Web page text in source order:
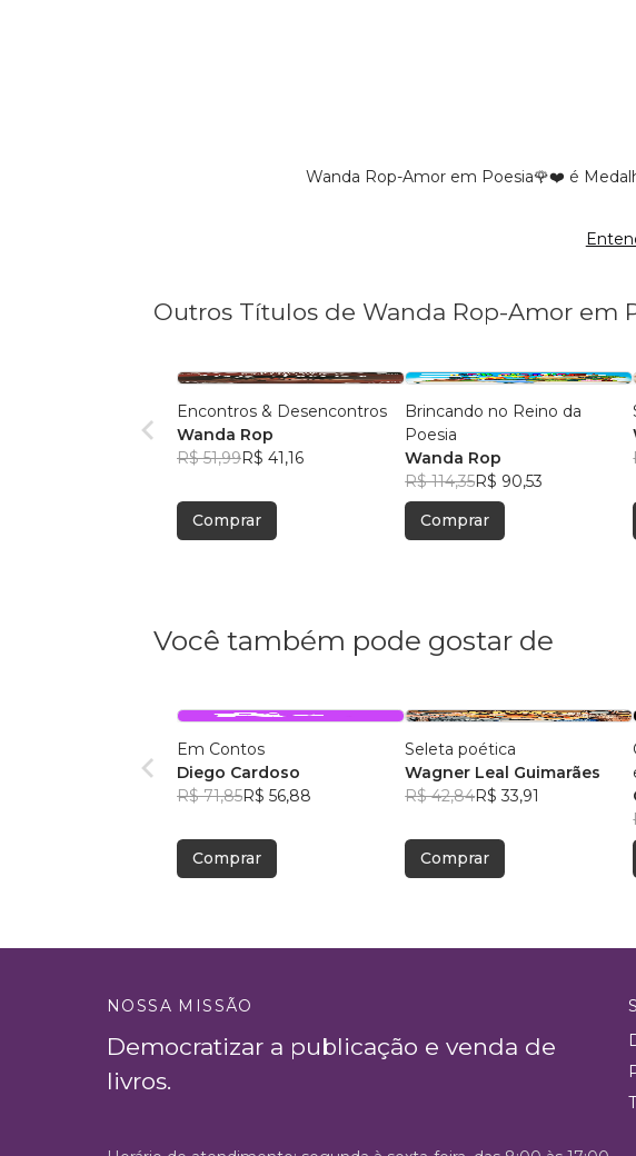
Wanda Rop-Amor em Poesia🌹❤️ é
Outros Títulos de Wanda Rop-Amor em
Encontros & Desencontros
Wanda Rop
R$ 51,99R$ 41,16
Comprar
Brincando no Reino da
Poesia
Wanda Rop
R$ 114,35R$ 90,53
Comprar
Você também pode gostar de
Em Contos
Diego Cardoso
R$ 71,85R$ 56,88
Comprar
Seleta poética
Wagner Leal Guimarães
R$ 42,84R$ 33,91
Comprar
NOSSA MISSÃO
Democratizar a publicação e venda de
livros.